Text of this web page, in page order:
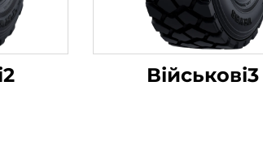
Військові3